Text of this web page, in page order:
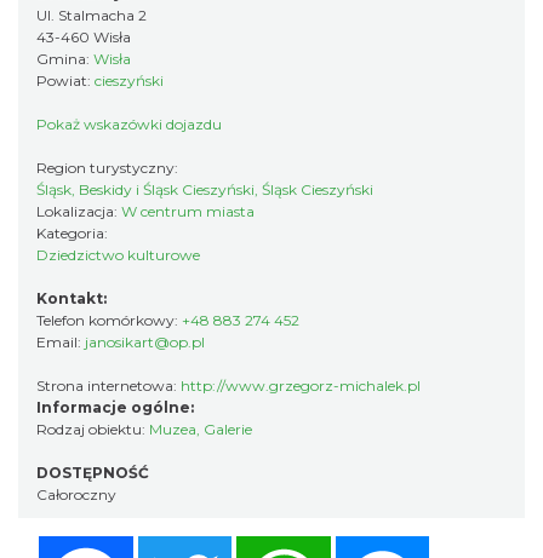
Ul. Stalmacha 2
43-460 Wisła
Gmina: Wisła
Powiat: cieszyński
Pokaż wskazówki dojazdu
Region turystyczny:
Śląsk, Beskidy i Śląsk Cieszyński, Śląsk Cieszyński
Lokalizacja: W centrum miasta
Kategoria:
Dziedzictwo kulturowe
Kontakt:
Telefon komórkowy: +48 883 274 452
Email: janosikart@op.pl
Strona internetowa: http://www.grzegorz-michalek.pl
Informacje ogólne:
Rodzaj obiektu: Muzea, Galerie
DOSTĘPNOŚĆ
Całoroczny
Twitter WhatsApp